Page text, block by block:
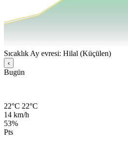
Sıcaklık Ay evresi: Hilal (Küçülen)
‹
Bugün
22°C 22°C
14 km/h
53%
Pts